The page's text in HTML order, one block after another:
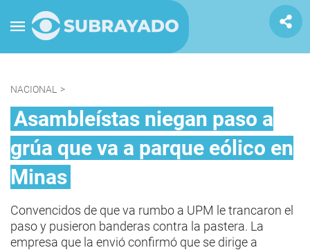
NACIONAL >
Asambleístas niegan paso a
grúa que va a parque eólico en
Minas
Convencidos de que va rumbo a UPM le trancaron el
paso y pusieron banderas contra la pastera. La
empresa que la envió confirmó que se dirige a